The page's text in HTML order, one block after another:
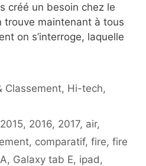
créé un besoin chez le
trouve maintenant à tous
on s’interroge, laquelle
Classement, Hi-tech,
2015, 2016, 2017, air,
, comparatif, fire, fire
, Galaxy tab E, ipad ,